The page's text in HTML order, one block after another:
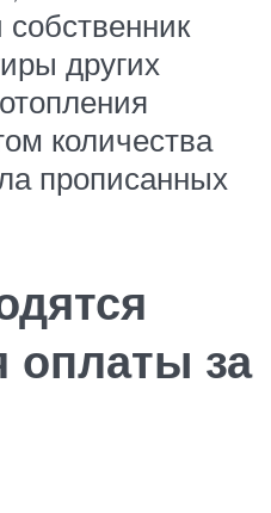
других
количества
прописанных
оплаты за